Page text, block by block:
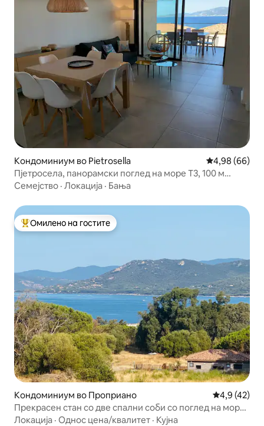
Кондоминиум во Pietrosella Просечна
4,98 (66)
Пјетросела, панорамски поглед на море T3, 100 м
плажи
Семејство · Локација · Бања
Меѓу најуспешните „Омилени на гостите“
Омилено на гостите
Кондоминиум во Проприано Просечна
4,9 (42)
Прекрасен стан со две спални соби со поглед на море
Проприано
Локација · Однос цена/квалитет · Кујна